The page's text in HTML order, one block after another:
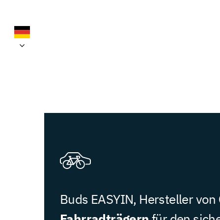
Buds EASYIN, Hersteller von